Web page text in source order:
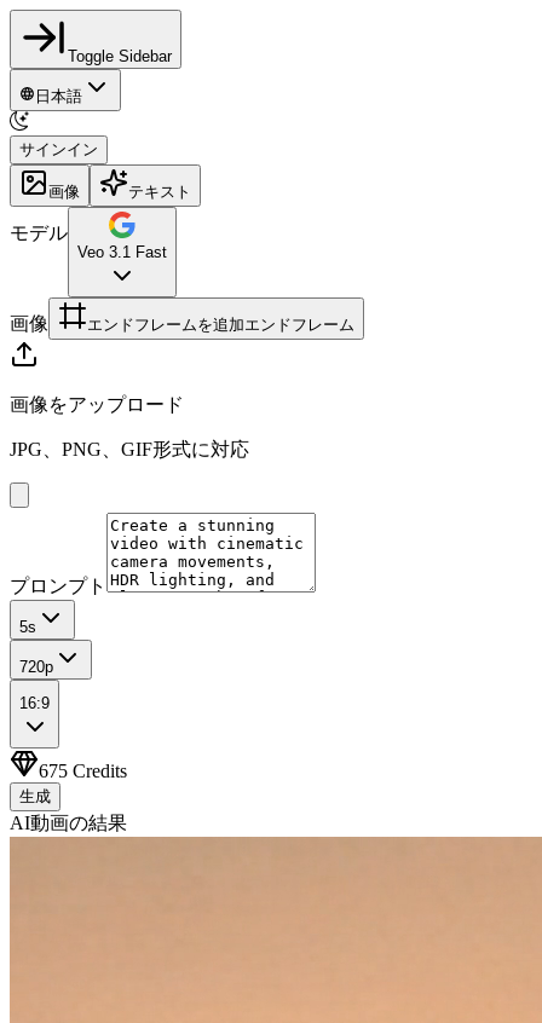
Toggle Sidebar
日本語
サインイン
画像 テキスト
モデル
Veo 3.1 Fast
画像 エンドフレームを追加エンドフレーム
画像をアップロード
JPG、PNG、GIF形式に対応
プロンプト
5s
720p
16:9
675 Credits
生成
AI動画の結果